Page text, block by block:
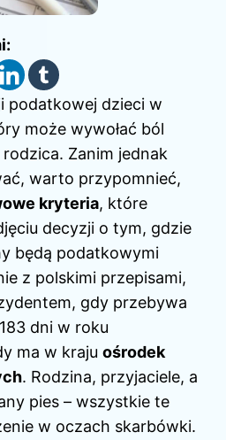
podatkowej dzieci w
może wywołać ból
Zanim jednak
warto przypomnieć,
kryteria, które
decyzji o tym, gdzie
będą podatkowymi
z polskimi przepisami,
gdy przebywa
dni w roku
ma w kraju ośrodek
. Rodzina, przyjaciele, a
pies – wszystkie te
w oczach skarbówki.